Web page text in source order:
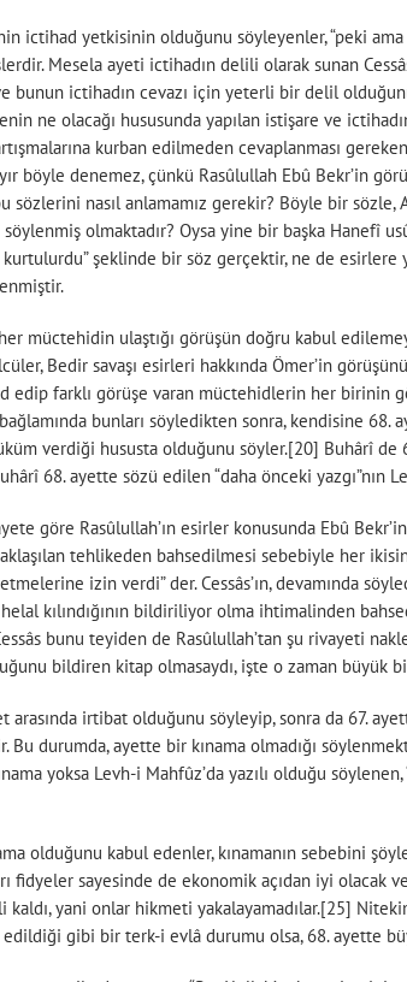
ictihad yetkisinin olduğunu söyleyenler, “peki
Mesela ayeti ictihadın delili olarak sunan
bunun ictihadın cevazı için yeterli bir delil
ne olacağı hususunda yapılan istişare ve
kurban edilmeden cevaplanması
böyle denemez, çünkü Rasûlullah Ebû Bekr’in
sözlerini nasıl anlamamız gerekir? Böyle bir
olmaktadır? Oysa yine bir başka Hanefî
şeklinde bir söz gerçektir, ne de
müctehidin ulaştığı görüşün doğru kabul
Bedir savaşı esirleri hakkında Ömer’in
edip farklı görüşe varan müctehidlerin her birinin
bunları söyledikten sonra, kendisine
verdiği hususta olduğunu söyler.[20] Buhârî de
68. ayette sözü edilen “daha önceki
göre Rasûlullah’ın esirler konusunda Ebû
tehlikeden bahsedilmesi sebebiyle her
izin verdi” der. Cessâs’ın, devamında
kılındığının bildiriliyor olma ihtimalinden
bunu teyiden de Rasûlullah’tan şu rivayeti
bildiren kitap olmasaydı, işte o zaman büyük
arasında irtibat olduğunu söyleyip, sonra da 67.
Bu durumda, ayette bir kınama olmadığı
yoksa Levh-i Mahfûz’da yazılı olduğu
olduğunu kabul edenler, kınamanın sebebini
fidyeler sayesinde de ekonomik açıdan iyi
kaldı, yani onlar hikmeti yakalayamadılar.[25]
gibi bir terk-i evlâ durumu olsa, 68. ayette